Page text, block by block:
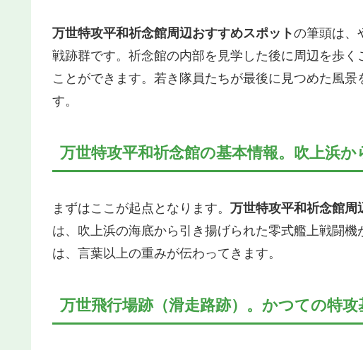
万世特攻平和祈念館周辺おすすめスポットの筆頭は、
戦跡群です。祈念館の内部を見学した後に周辺を歩
ことができます。若き隊員たちが最後に見つめた風景
す。
万世特攻平和祈念館の基本情報。吹上浜
まずはここが起点となります。 万世特攻平和祈念館周
は、吹上浜の海底から引き揚げられた零式艦上戦闘
は、言葉以上の重みが伝わってきます。
万世飛行場跡（滑走路跡）。かつての特